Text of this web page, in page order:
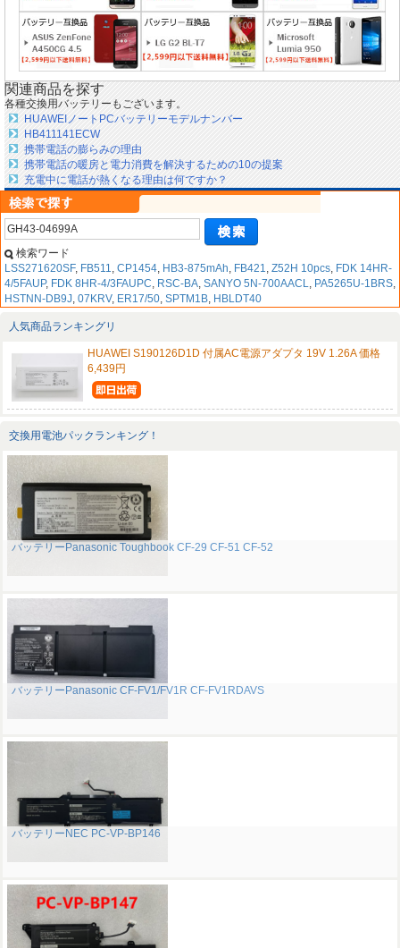
関連商品を探す
各種交換用バッテリーもございます。
HUAWEIノートPCバッテリーモデルナンバー
HB411141ECW
携帯電話の膨らみの理由
携帯電話の暖房と電力消費を解決するための10の提案
充電中に電話が熱くなる理由は何ですか？
検索ワード
LSS271620SF, FB511, CP1454, HB3-875mAh, FB421, Z52H 10pcs, FDK 14HR-
4/5FAUP, FDK 8HR-4/3FAUPC, RSC-BA, SANYO 5N-700AACL, PA5265U-1BRS,
HSTNN-DB9J, 07KRV, ER17/50, SPTM1B, HBLDT40
人気商品ランキングリ
HUAWEI S190126D1D 付属AC電源アダプタ 19V 1.26A 価格
6,439円
交換用電池パックランキング！
バッテリーPanasonic Toughbook CF-29 CF-51 CF-52
バッテリーPanasonic CF-FV1/FV1R CF-FV1RDAVS
バッテリーNEC PC-VP-BP146